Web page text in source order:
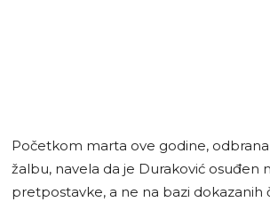
Početkom marta ove godine, odbrana
žalbu, navela da je Duraković osuđen
pretpostavke, a ne na bazi dokazanih